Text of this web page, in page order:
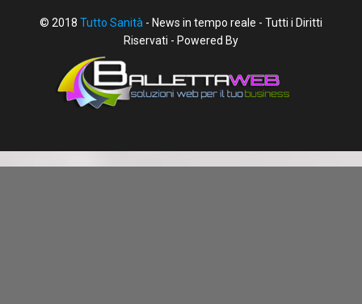
© 2018 Tutto Sanità - News in tempo reale - Tutti i Diritti
Riservati - Powered By